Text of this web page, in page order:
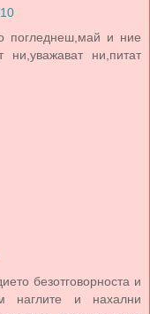
погледнеш,май и ние
ни,уважават ни,питат
безотговорноста и
наглите и нахални